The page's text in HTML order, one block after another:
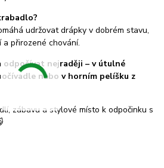
udržovat drápky v dobrém stavu,
přirozené chování.
odpočívat nejraději – v útulné
nebo v horním pelíšku z
zábavu a stylové místo k odpočinku s